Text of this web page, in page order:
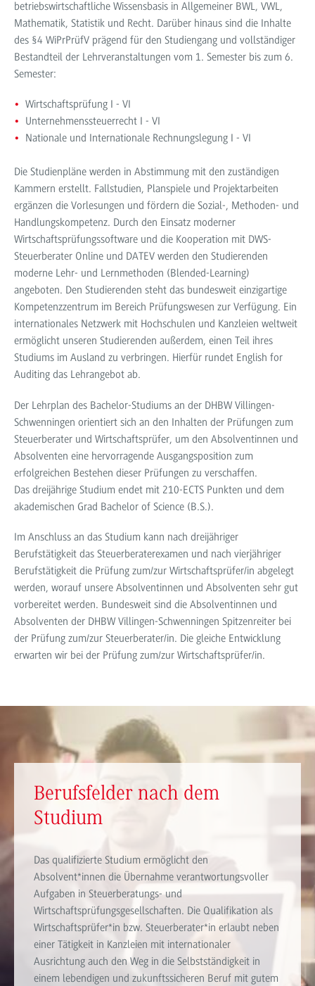
betriebswirtschaftliche Wissensbasis in Allgemeiner BWL, VWL,
Mathematik, Statistik und Recht. Darüber hinaus sind die Inhalte
des §4 WiPrPrüfV prägend für den Studiengang und vollständiger
Bestandteil der Lehrveranstaltungen vom 1. Semester bis zum 6.
Semester:
Wirtschaftsprüfung I - VI
Unternehmenssteuerrecht I - VI
Nationale und Internationale Rechnungslegung I - VI
Die Studienpläne werden in Abstimmung mit den zuständigen
Kammern erstellt. Fallstudien, Planspiele und Projektarbeiten
ergänzen die Vorlesungen und fördern die Sozial-, Methoden- und
Handlungskompetenz. Durch den Einsatz moderner
Wirtschaftsprüfungssoftware und die Kooperation mit DWS-
Steuerberater Online und DATEV werden den Studierenden
moderne Lehr- und Lernmethoden (Blended-Learning)
angeboten. Den Studierenden steht das bundesweit einzigartige
Kompetenzzentrum im Bereich Prüfungswesen zur Verfügung. Ein
internationales Netzwerk mit Hochschulen und Kanzleien weltweit
ermöglicht unseren Studierenden außerdem, einen Teil ihres
Studiums im Ausland zu verbringen. Hierfür rundet English for
Auditing das Lehrangebot ab.
Der Lehrplan des Bachelor-Studiums an der DHBW Villingen-
Schwenningen orientiert sich an den Inhalten der Prüfungen zum
Steuerberater und Wirtschaftsprüfer, um den Absolventinnen und
Absolventen eine hervorragende Ausgangsposition zum
erfolgreichen Bestehen dieser Prüfungen zu verschaffen.
Das dreijährige Studium endet mit 210-ECTS Punkten und dem
akademischen Grad Bachelor of Science (B.S.).
Im Anschluss an das Studium kann nach dreijähriger
Berufstätigkeit das Steuerberaterexamen und nach vierjähriger
Berufstätigkeit die Prüfung zum/zur Wirtschaftsprüfer/in abgelegt
werden, worauf unsere Absolventinnen und Absolventen sehr gut
vorbereitet werden. Bundesweit sind die Absolventinnen und
Absolventen der DHBW Villingen-Schwenningen Spitzenreiter bei
der Prüfung zum/zur Steuerberater/in. Die gleiche Entwicklung
erwarten wir bei der Prüfung zum/zur Wirtschaftsprüfer/in.
Berufsfelder nach dem
Studium
Das qualifizierte Studium ermöglicht den
Absolvent*innen die Übernahme verantwortungsvoller
Aufgaben in Steuerberatungs- und
Wirtschaftsprüfungsgesellschaften. Die Qualifikation als
Wirtschaftsprüfer*in bzw. Steuerberater*in erlaubt neben
einer Tätigkeit in Kanzleien mit internationaler
Ausrichtung auch den Weg in die Selbstständigkeit in
einem lebendigen und zukunftssicheren Beruf mit gutem